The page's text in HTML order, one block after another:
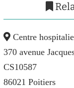
Centre
370 avenue
CS10587
86021 Poitiers